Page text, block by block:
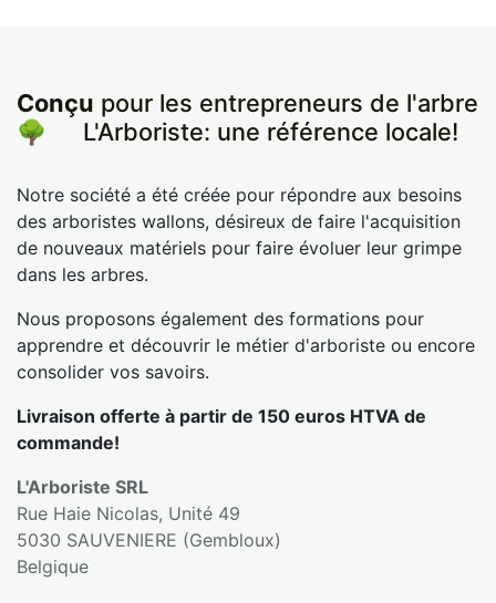
Conçu pour les entrepreneurs de l'arbre
🌳
​L'Arboriste: une référence locale!
Notre société a été créée pour répondre aux besoins
des arboristes wallons, désireux de faire l'acquisition
de nouveaux matériels pour faire évoluer leur grimpe
dans les arbres.
Nous proposons également des formations pour
apprendre et découvrir le métier d'arboriste ou encore
consolider vos savoirs.
Livraison offerte à partir de 150 euros HTVA de
commande!
L'Arboriste SRL
Rue Haie Nicolas, Unité 49
5030 SAUVENIERE (Gembloux)
Belgique